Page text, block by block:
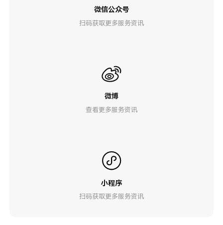
微信公众号
扫码获取更多服务资讯
微博
查看更多服务资讯
小程序
扫码获取更多服务资讯